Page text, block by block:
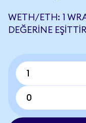
WETH/ETH: 1
DEĞERINE EŞITTIR